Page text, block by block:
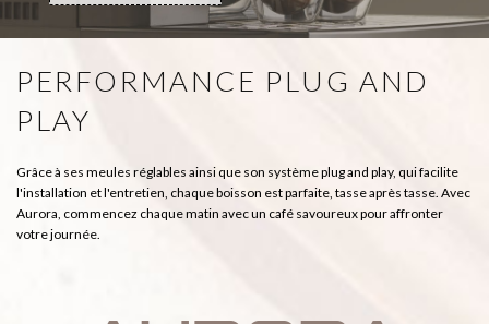
PERFORMANCE PLUG AND
PLAY
Grâce à ses meules réglables ainsi que son système plug and play, qui facilite
l'installation et l'entretien, chaque boisson est parfaite, tasse après tasse. Avec
Aurora, commencez chaque matin avec un café savoureux pour affronter
votre journée.